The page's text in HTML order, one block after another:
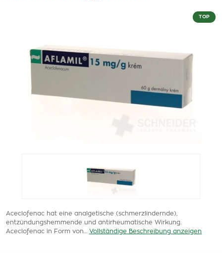
TOP
Aceclofenac hat eine analgetische (schmerzlindernde),
entzündungshemmende und antirheumatische Wirkung.
Aceclofenac in Form von…
Vollständige Beschreibung anzeigen